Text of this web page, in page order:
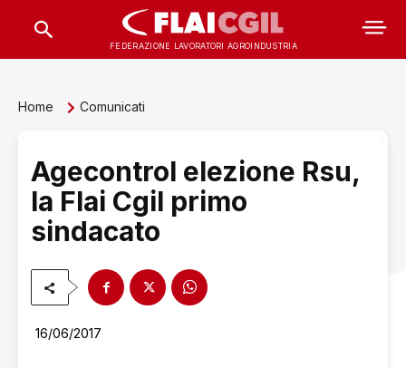
FEDERAZIONE LAVORATORI AGROINDUSTRIA
Home Comunicati
Agecontrol elezione Rsu,
la Flai Cgil primo
sindacato
16/06/2017